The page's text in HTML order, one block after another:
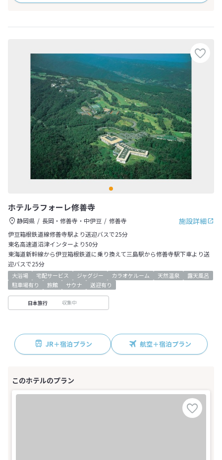
ホテルラフォーレ修善寺
施設詳細
静岡県 長岡・修善寺・中伊豆
修善寺
伊豆箱根鉄道線修善寺駅より送迎バスで25分
東名高速道沼津インターより50分
東海道新幹線から伊豆箱根鉄道に乗り換えて三島駅から修善寺駅下車より送
迎バスで25分
大浴場 宅配サービス ジャグジー カラオケルーム 天然温泉
露天風呂
駐車場有り
旅館 サウナ 送迎有り
日本旅行 収集中
JR＋宿泊プラン 航空＋宿泊プラン